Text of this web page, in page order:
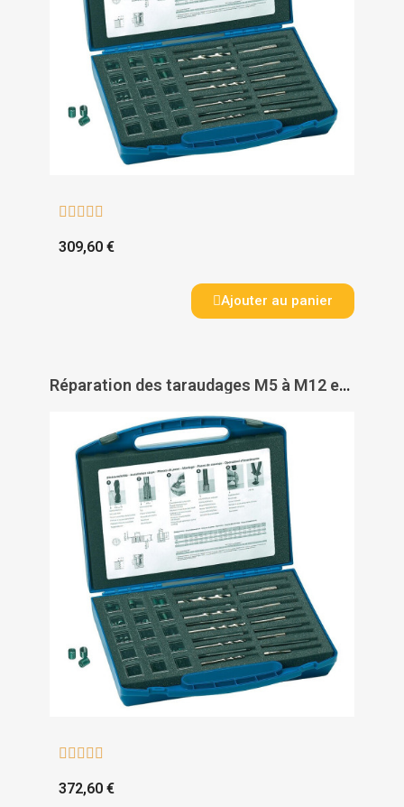
    
309,60 €
Ajouter au panier
Réparation des taraudages M5 à M12 en coffret - HELICOIL
    
372,60 €